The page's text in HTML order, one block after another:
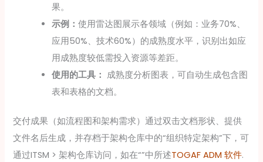
果。
示例：使用雷达图展示各领域（例如：业务70%、
应用50%、技术60%）的成熟度水平，识别出如应
用成熟度较低需投入资源等差距。
使用的工具： 成熟度分析图表，可自动生成包含图
表和表格的文档。
交付成果（如流程图和架构需求）通过双击文档形状、提供
文件名后生成，并存档于架构仓库中的“组织特定架构”下，可
通过ITSM > 架构仓库访问，如在“”中所述TOGAF ADM 软件.